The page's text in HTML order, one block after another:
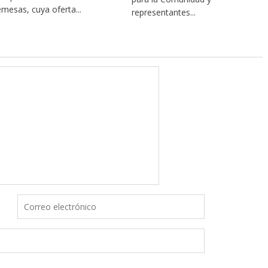
cuya oferta...
representantes...